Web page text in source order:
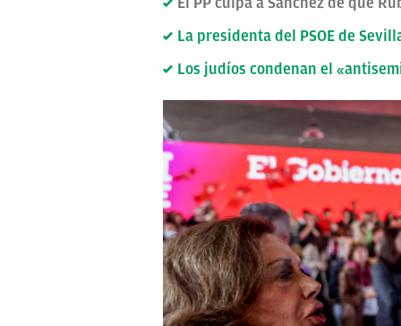
La presidenta del PSOE de
Los judíos condenan el